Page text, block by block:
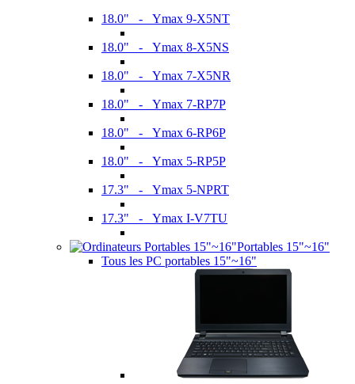
18.0" - Ymax 9-X5NT
18.0" - Ymax 8-X5NS
18.0" - Ymax 7-X5NR
18.0" - Ymax 7-RP7P
18.0" - Ymax 6-RP6P
18.0" - Ymax 5-RP5P
17.3" - Ymax 5-NPRT
17.3" - Ymax I-V7TU
Portables 15"~16"
Tous les PC portables 15"~16"